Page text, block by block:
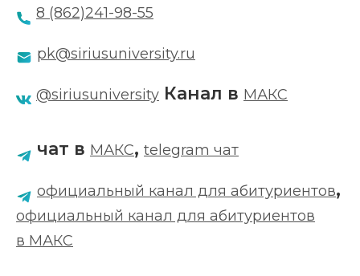
8 (862)241-98-55
pk@siriusuniversity.ru
@siriusuniversity Канал в МАКС
чат в МАКС, telegram чат
официальный канал для абитуриентов,
официальный канал для абитуриентов
в МАКС